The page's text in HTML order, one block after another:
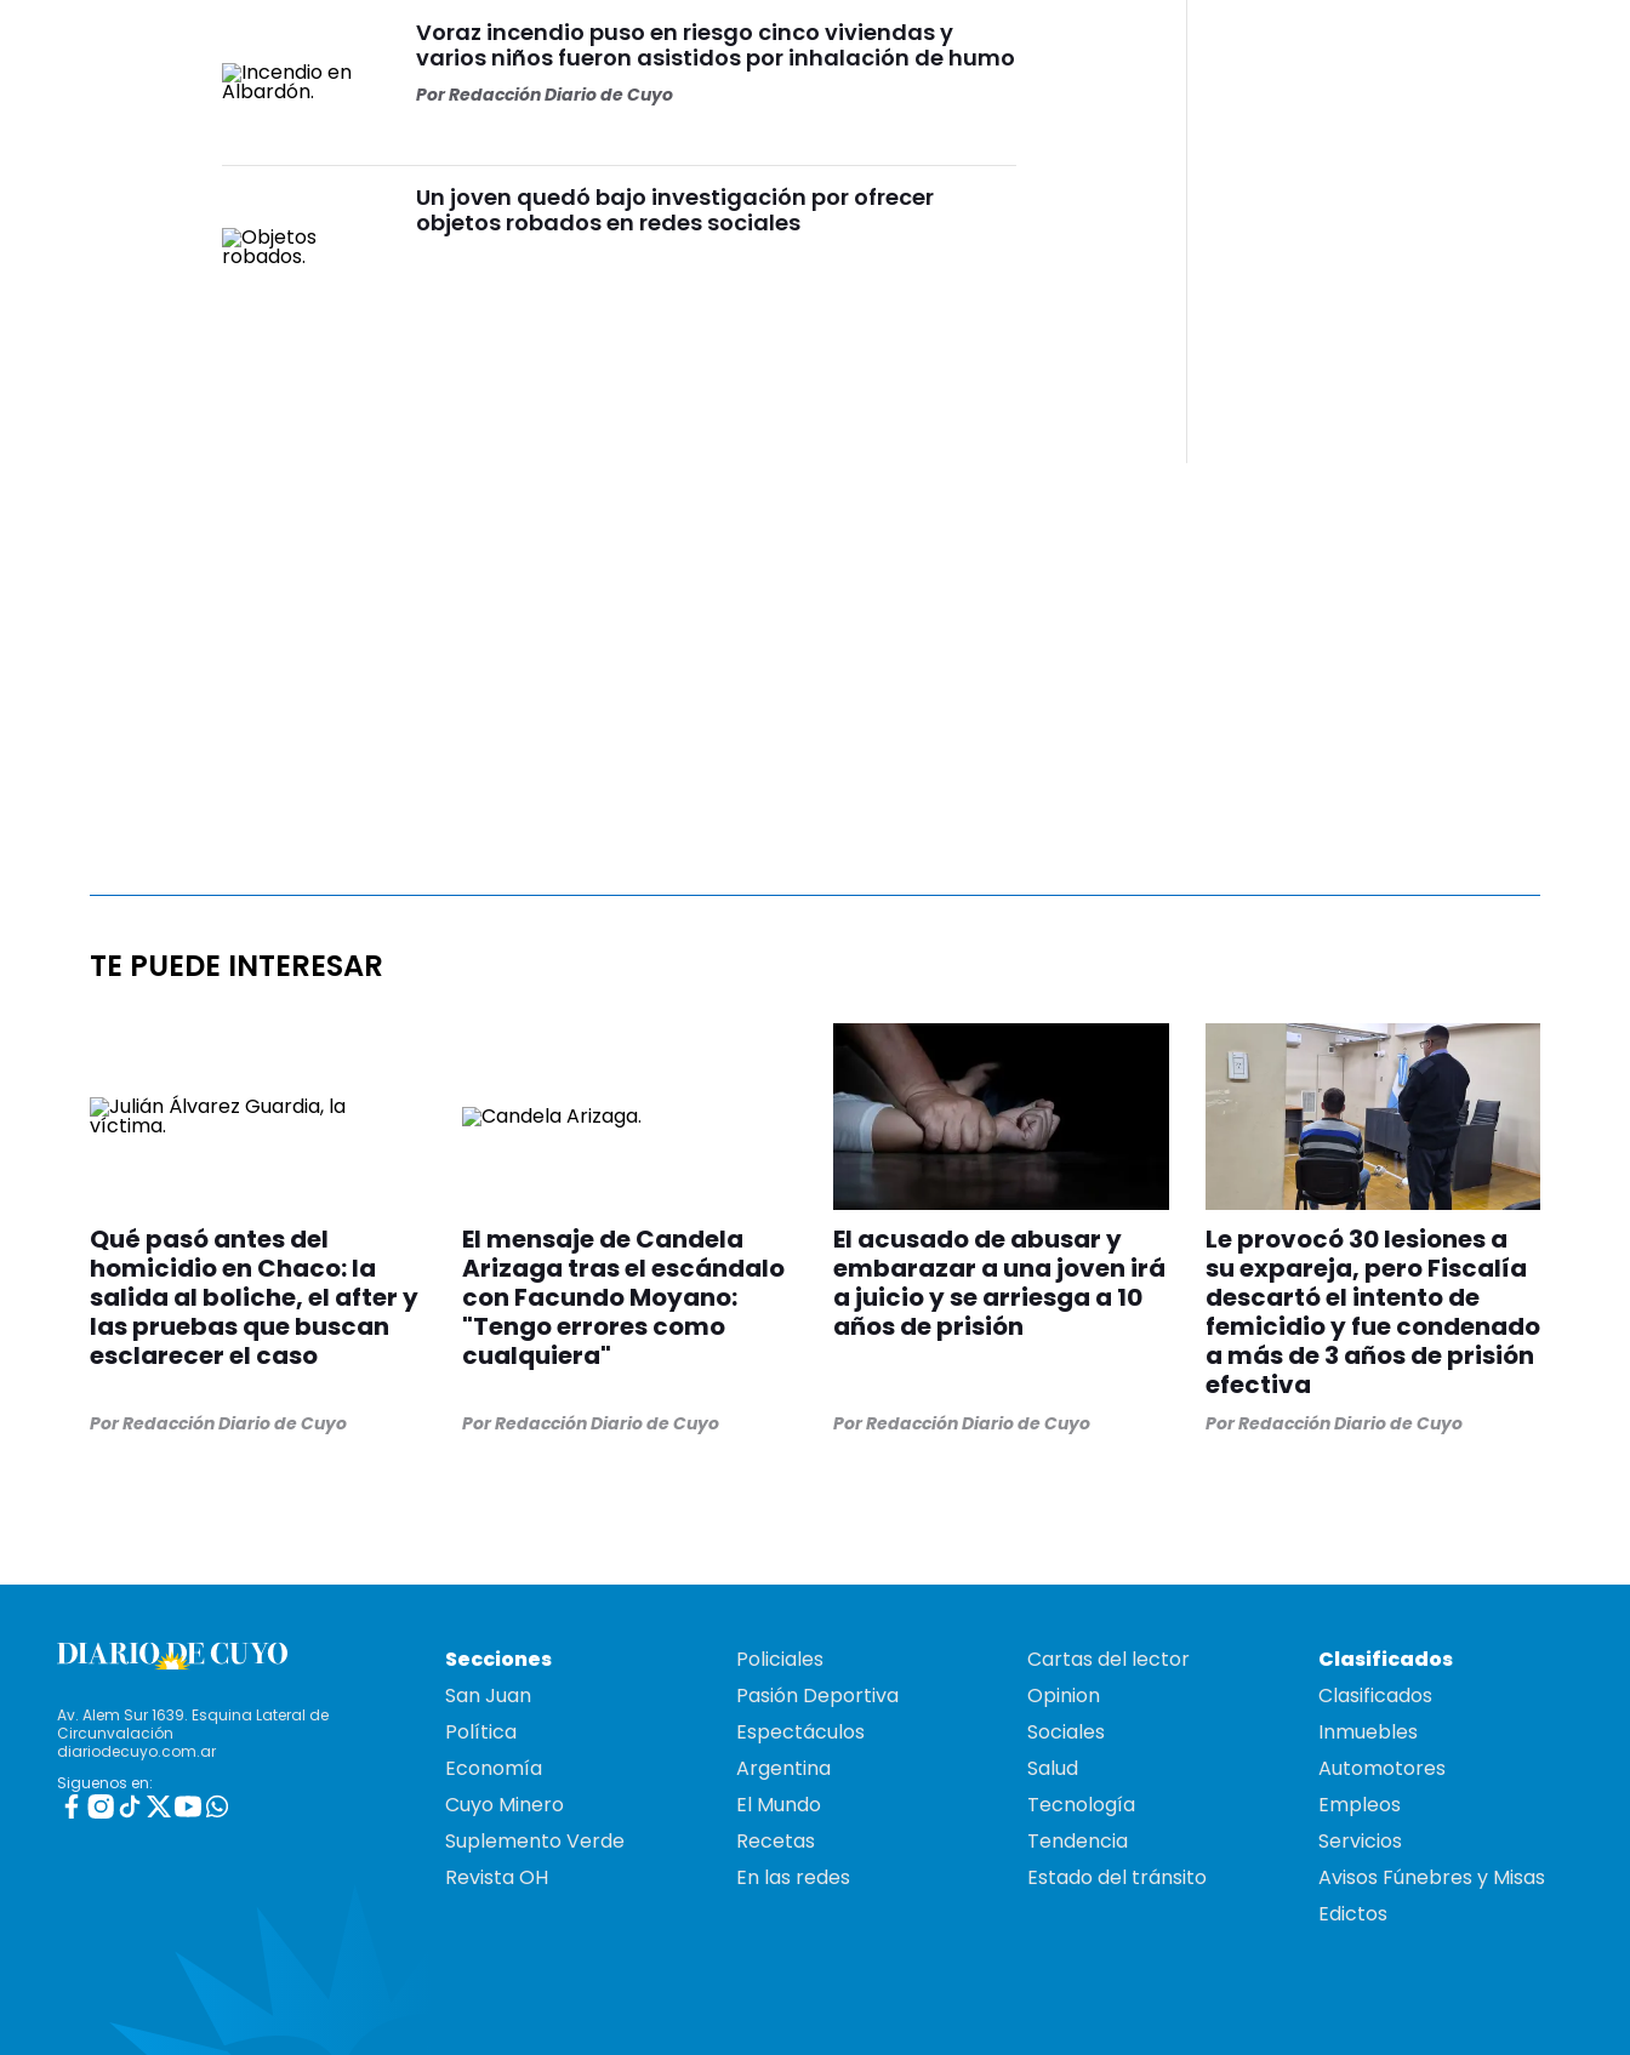
Voraz incendio puso en riesgo cinco viviendas y
varios niños fueron asistidos por inhalación de humo
PorRedacción Diario de Cuyo
Un joven quedó bajo investigación por ofrecer
objetos robados en redes sociales
TE PUEDE INTERESAR
Qué pasó antes del
homicidio en Chaco: la
salida al boliche, el after y
las pruebas que buscan
esclarecer el caso
PorRedacción Diario de Cuyo
El mensaje de Candela
Arizaga tras el escándalo
con Facundo Moyano:
"Tengo errores como
cualquiera"
PorRedacción Diario de Cuyo
El acusado de abusar y
embarazar a una joven irá
a juicio y se arriesga a 10
años de prisión
PorRedacción Diario de Cuyo
Le provocó 30 lesiones a
su expareja, pero Fiscalía
descartó el intento de
femicidio y fue condenado
a más de 3 años de prisión
efectiva
PorRedacción Diario de Cuyo
Av. Alem Sur 1639. Esquina Lateral de
Circunvalación
diariodecuyo.com.ar
Siguenos en:
Secciones
San Juan
Política
Economía
Cuyo Minero
Suplemento Verde
Revista OH
Policiales
Pasión Deportiva
Espectáculos
Argentina
El Mundo
Recetas
En las redes
Cartas del lector
Opinion
Sociales
Salud
Tecnología
Tendencia
Estado del tránsito
Clasificados
Clasificados
Inmuebles
Automotores
Empleos
Servicios
Avisos Fúnebres y Misas
Edictos